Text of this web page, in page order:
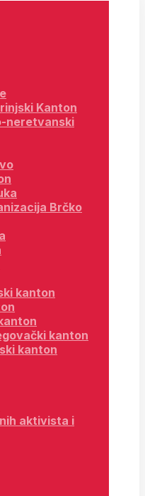
Kanton
neretvanski
Brčko
kanton
kanton
kanton
aktivista i